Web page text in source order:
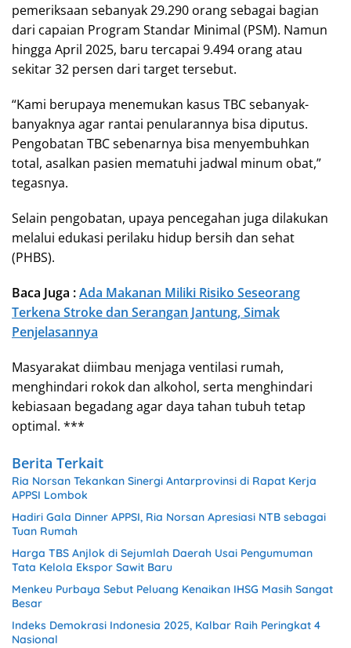
pemeriksaan sebanyak 29.290 orang sebagai bagian
dari capaian Program Standar Minimal (PSM). Namun
hingga April 2025, baru tercapai 9.494 orang atau
sekitar 32 persen dari target tersebut.
“Kami berupaya menemukan kasus TBC sebanyak-
banyaknya agar rantai penularannya bisa diputus.
Pengobatan TBC sebenarnya bisa menyembuhkan
total, asalkan pasien mematuhi jadwal minum obat,”
tegasnya.
Selain pengobatan, upaya pencegahan juga dilakukan
melalui edukasi perilaku hidup bersih dan sehat
(PHBS).
Baca Juga :Ada Makanan Miliki Risiko Seseorang
Terkena Stroke dan Serangan Jantung, Simak
Penjelasannya
Masyarakat diimbau menjaga ventilasi rumah,
menghindari rokok dan alkohol, serta menghindari
kebiasaan begadang agar daya tahan tubuh tetap
optimal. ***
Berita Terkait
Ria Norsan Tekankan Sinergi Antarprovinsi di Rapat Kerja
APPSI Lombok
Hadiri Gala Dinner APPSI, Ria Norsan Apresiasi NTB sebagai
Tuan Rumah
Harga TBS Anjlok di Sejumlah Daerah Usai Pengumuman
Tata Kelola Ekspor Sawit Baru
Menkeu Purbaya Sebut Peluang Kenaikan IHSG Masih Sangat
Besar
Indeks Demokrasi Indonesia 2025, Kalbar Raih Peringkat 4
Nasional